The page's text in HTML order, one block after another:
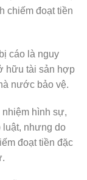
chiếm đoạt tiền
cáo là nguy
hữu tài sản hợp
nước bảo vệ.
hình sự,
luật, nhưng do
đoạt tiền đặc